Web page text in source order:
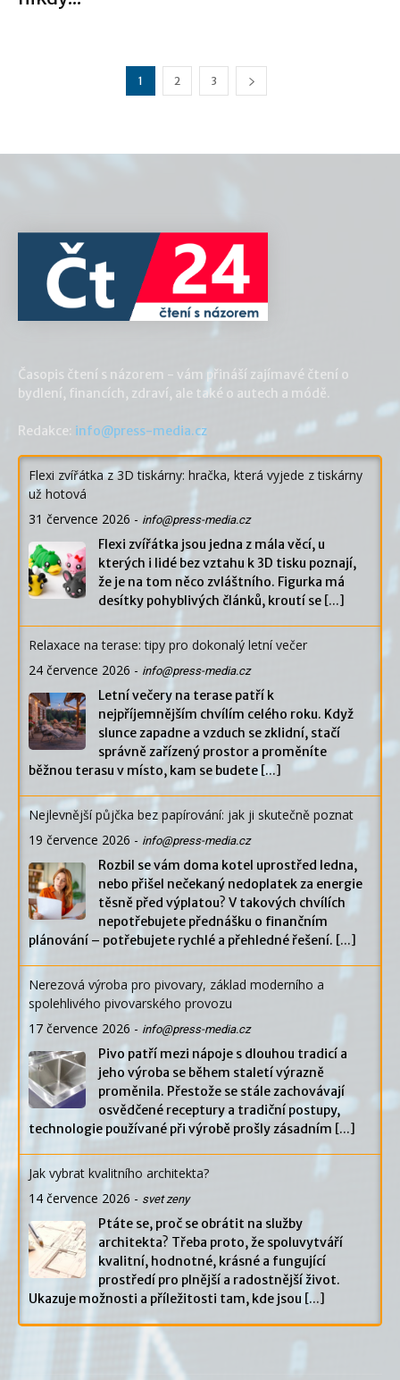
1 2 3
Časopis čtení s názorem - vám přináší zajímavé čtení o
bydlení, financích, zdraví, ale také o autech a módě.
Redakce: info@press-media.cz
Flexi zvířátka z 3D tiskárny: hračka, která vyjede z tiskárny
už hotová
31 července 2026 - info@press-media.cz
Flexi zvířátka jsou jedna z mála věcí, u
kterých i lidé bez vztahu k 3D tisku poznají,
že je na tom něco zvláštního. Figurka má
desítky pohyblivých článků, kroutí se [...]
Relaxace na terase: tipy pro dokonalý letní večer
24 července 2026 - info@press-media.cz
Letní večery na terase patří k
nejpříjemnějším chvílím celého roku. Když
slunce zapadne a vzduch se zklidní, stačí
správně zařízený prostor a proměníte
běžnou terasu v místo, kam se budete [...]
Nejlevnější půjčka bez papírování: jak ji skutečně poznat
19 července 2026 - info@press-media.cz
Rozbil se vám doma kotel uprostřed ledna,
nebo přišel nečekaný nedoplatek za energie
těsně před výplatou? V takových chvílích
nepotřebujete přednášku o finančním
plánování – potřebujete rychlé a přehledné řešení. [...]
Nerezová výroba pro pivovary, základ moderního a
spolehlivého pivovarského provozu
17 července 2026 - info@press-media.cz
Pivo patří mezi nápoje s dlouhou tradicí a
jeho výroba se během staletí výrazně
proměnila. Přestože se stále zachovávají
osvědčené receptury a tradiční postupy,
technologie používané při výrobě prošly zásadním [...]
Jak vybrat kvalitního architekta?
14 července 2026 - svet zeny
Ptáte se, proč se obrátit na služby
architekta? Třeba proto, že spoluvytváří
kvalitní, hodnotné, krásné a fungující
prostředí pro plnější a radostnější život.
Ukazuje možnosti a příležitosti tam, kde jsou [...]